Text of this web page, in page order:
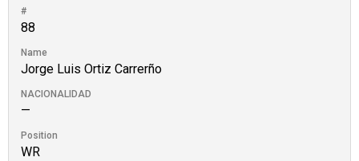
#
88
Name
Jorge Luis Ortiz Carrerño
NACIONALIDAD
—
Position
WR